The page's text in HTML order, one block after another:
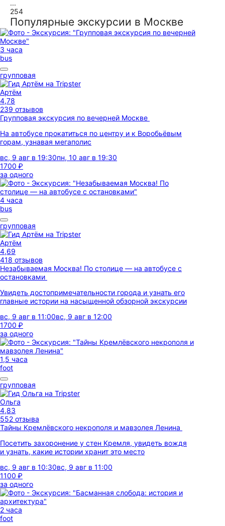
...
254
Популярные экскурсии в Москве
3 часа
bus
групповая
Артём
4,78
239 отзывов
Групповая экскурсия по вечерней Москве
На автобусе прокатиться по центру и к Воробьёвым
горам, узнавая мегаполис
вс, 9 авг в 19:30пн, 10 авг в 19:30
1700 ₽
за одного
4 часа
bus
групповая
Артём
4,69
418 отзывов
Незабываемая Москва! По столице — на автобусе с
остановками
Увидеть достопримечательности города и узнать его
главные истории на насыщенной обзорной экскурсии
вс, 9 авг в 11:00вс, 9 авг в 12:00
1700 ₽
за одного
1,5 часа
foot
групповая
Ольга
4,83
552 отзыва
Тайны Кремлёвского некрополя и мавзолея Ленина
Посетить захоронение у стен Кремля, увидеть вождя
и узнать, какие истории хранит это место
вс, 9 авг в 10:30вс, 9 авг в 11:00
1100 ₽
за одного
2 часа
foot